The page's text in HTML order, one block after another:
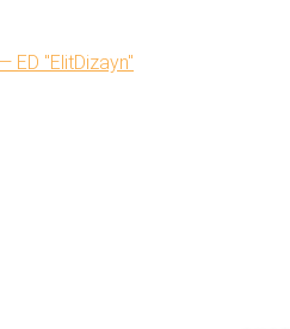
ED "ElitDizayn"